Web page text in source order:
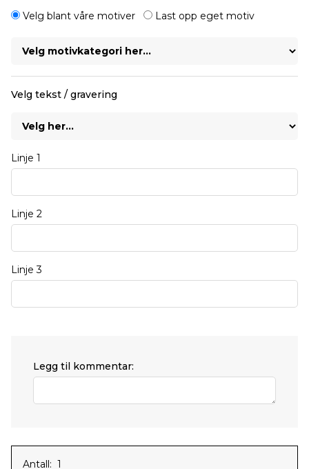
Velg blant våre motiver
Last opp eget motiv
Velg tekst / gravering
Linje 1
Linje 2
Linje 3
Legg til kommentar:
Antall: